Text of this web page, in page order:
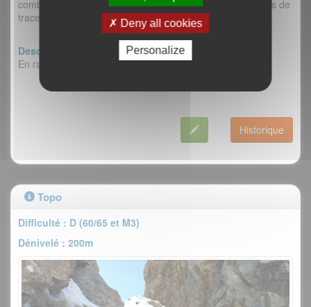
combe. Regel satisfaisant. Spin-drifts dans la goulotte. Pas de
trace d'avalanche récente.
Descente :
En raquette dans la combe de Laurichard...
Historique
Topo
Difficulté : D (60/65 et M3)
Dénivelé : 200m
Deny all cookies
Personalize